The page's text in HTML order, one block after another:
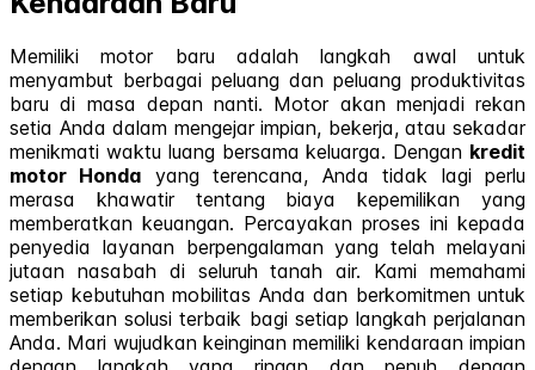
Memiliki motor baru adalah langkah awal untuk
menyambut berbagai peluang dan peluang produktivitas
baru di masa depan nanti. Motor akan menjadi rekan
setia Anda dalam mengejar impian, bekerja, atau sekadar
menikmati waktu luang bersama keluarga. Dengan kredit
motor Honda yang terencana, Anda tidak lagi perlu
merasa khawatir tentang biaya kepemilikan yang
memberatkan keuangan. Percayakan proses ini kepada
penyedia layanan berpengalaman yang telah melayani
jutaan nasabah di seluruh tanah air. Kami memahami
setiap kebutuhan mobilitas Anda dan berkomitmen untuk
memberikan solusi terbaik bagi setiap langkah perjalanan
Anda. Mari wujudkan keinginan memiliki kendaraan impian